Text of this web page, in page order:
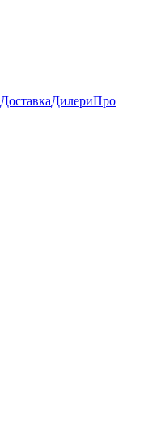
ДоставкаДилериПро